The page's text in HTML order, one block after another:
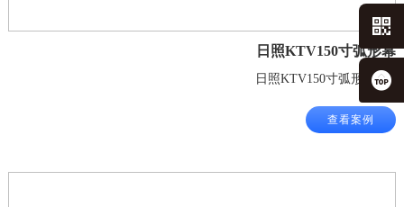
日照KTV150寸弧形幕
日照KTV150寸弧形幕.jpg
查看案例